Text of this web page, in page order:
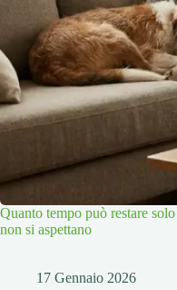
Quanto tempo può restare
non si aspettano
17 Gennaio 2026